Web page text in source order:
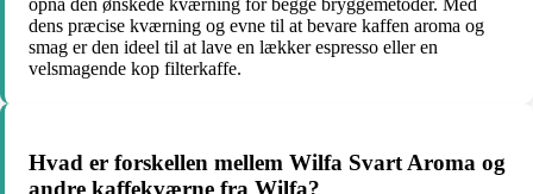
opnå den ønskede kværning for begge bryggemetoder. Med
dens præcise kværning og evne til at bevare kaffen aroma og
smag er den ideel til at lave en lækker espresso eller en
velsmagende kop filterkaffe.
Hvad er forskellen mellem Wilfa Svart Aroma og
andre kaffekværne fra Wilfa?